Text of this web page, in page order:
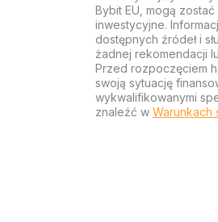
Bybit EU, mogą
inwestycyjne.
dostępnych źródeł i
żadnej rekomendacji
Przed rozpoczęciem
swoją sytuację
wykwalifikowanymi
znaleźć w Warunkach